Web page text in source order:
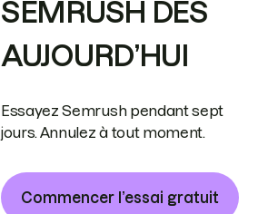
SEMRUSH DÈS
AUJOURD’HUI
Essayez Semrush pendant sept
jours. Annulez à tout moment.
Commencer l’essai gratuit